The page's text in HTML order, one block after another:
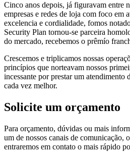
Cinco anos depois, já figuravam entre
empresas e redes de loja com foco em
excelencia e cordialidade, fomos
Security Plan tornou-se parceira
do mercado, recebemos o prêmío
Crescemos e triplicamos nossas
princípios que norteavam nossos
incessante por prestar um atendimento
cada vez melhor.
Solicite um orçamento
Para orçamento, dúvidas ou mais
um de nossos canais de comunicação,
entraremos em contato o mais rápido